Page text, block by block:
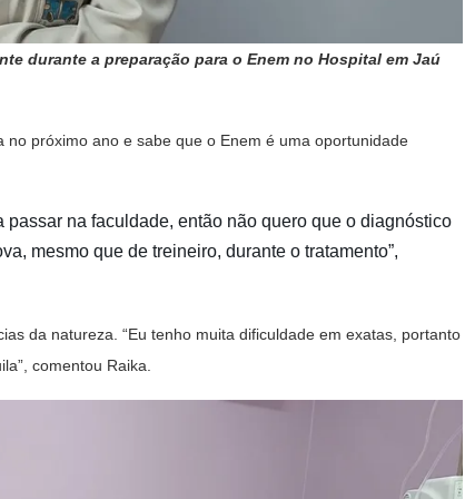
durante a preparação para o Enem no Hospital em Jaú
próximo ano e sabe que o Enem é uma oportunidade
na faculdade, então não quero que o diagnóstico
mesmo que de treineiro, durante o tratamento”,
da natureza. “Eu tenho muita dificuldade em exatas, portanto
comentou Raika.